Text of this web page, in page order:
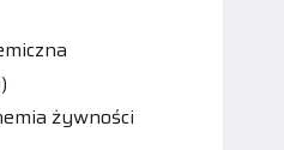
żywności